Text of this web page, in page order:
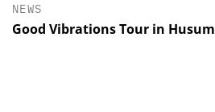
NEWS
Good Vibrations Tour in Husum